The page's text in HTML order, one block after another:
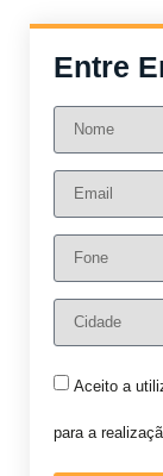
Entre
Aceito a
para a